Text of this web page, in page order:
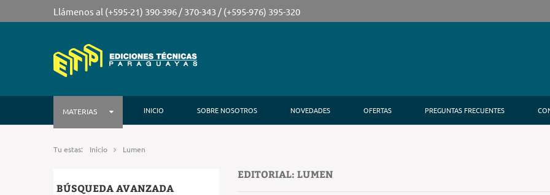
Llámenos al (+595-21) 390-396 / 370-343 / (+595-976) 395-320
MATERIAS INICIO SOBRE NOSOTROS NOVEDADES OFERTAS PREGUNTAS FRECUENTES
Tu estas: Inicio Lumen
BÚSQUEDA AVANZADA
EDITORIAL: LUMEN